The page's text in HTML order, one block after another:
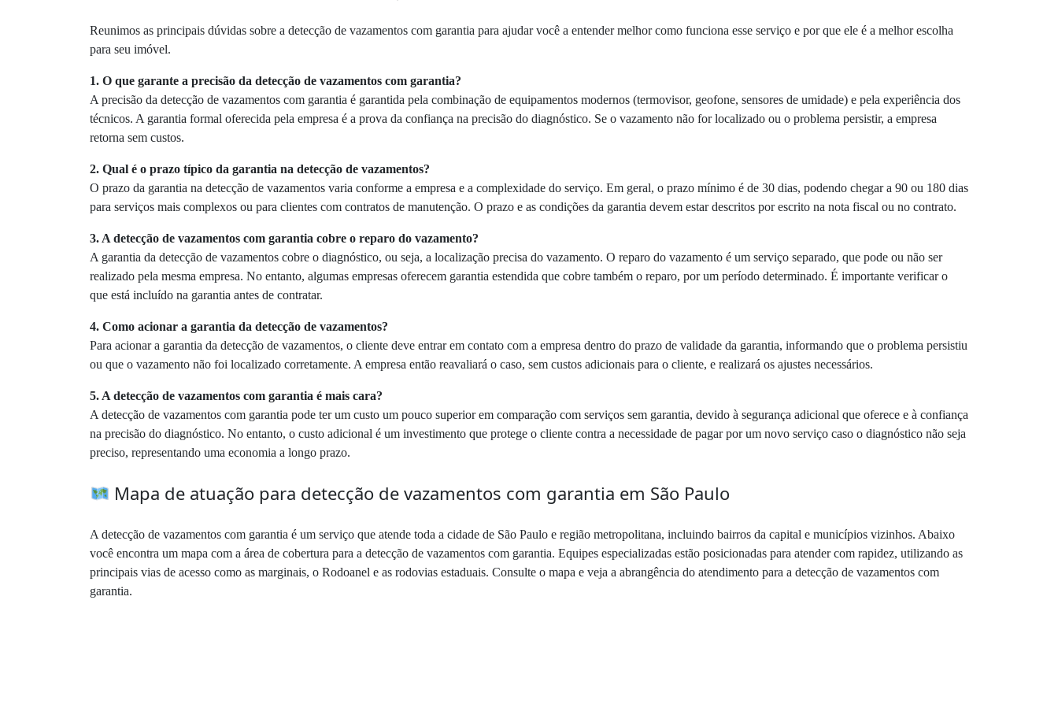
Reunimos as principais dúvidas sobre a detecção de vazamentos com garantia para ajudar você a entender melhor como funciona esse serviço e por que ele é a melhor escolha
para seu imóvel.
1. O que garante a precisão da detecção de vazamentos com garantia?
A precisão da detecção de vazamentos com garantia é garantida pela combinação de equipamentos modernos (termovisor, geofone, sensores de umidade) e pela experiência dos
técnicos. A garantia formal oferecida pela empresa é a prova da confiança na precisão do diagnóstico. Se o vazamento não for localizado ou o problema persistir, a empresa
retorna sem custos.
2. Qual é o prazo típico da garantia na detecção de vazamentos?
O prazo da garantia na detecção de vazamentos varia conforme a empresa e a complexidade do serviço. Em geral, o prazo mínimo é de 30 dias, podendo chegar a 90 ou 180 dias
para serviços mais complexos ou para clientes com contratos de manutenção. O prazo e as condições da garantia devem estar descritos por escrito na nota fiscal ou no contrato.
3. A detecção de vazamentos com garantia cobre o reparo do vazamento?
A garantia da detecção de vazamentos cobre o diagnóstico, ou seja, a localização precisa do vazamento. O reparo do vazamento é um serviço separado, que pode ou não ser
realizado pela mesma empresa. No entanto, algumas empresas oferecem garantia estendida que cobre também o reparo, por um período determinado. É importante verificar o
que está incluído na garantia antes de contratar.
4. Como acionar a garantia da detecção de vazamentos?
Para acionar a garantia da detecção de vazamentos, o cliente deve entrar em contato com a empresa dentro do prazo de validade da garantia, informando que o problema persistiu
ou que o vazamento não foi localizado corretamente. A empresa então reavaliará o caso, sem custos adicionais para o cliente, e realizará os ajustes necessários.
5. A detecção de vazamentos com garantia é mais cara?
A detecção de vazamentos com garantia pode ter um custo um pouco superior em comparação com serviços sem garantia, devido à segurança adicional que oferece e à confiança
na precisão do diagnóstico. No entanto, o custo adicional é um investimento que protege o cliente contra a necessidade de pagar por um novo serviço caso o diagnóstico não seja
preciso, representando uma economia a longo prazo.
Mapa de atuação para detecção de vazamentos com garantia em São Paulo
A detecção de vazamentos com garantia é um serviço que atende toda a cidade de São Paulo e região metropolitana, incluindo bairros da capital e municípios vizinhos. Abaixo
você encontra um mapa com a área de cobertura para a detecção de vazamentos com garantia. Equipes especializadas estão posicionadas para atender com rapidez, utilizando as
principais vias de acesso como as marginais, o Rodoanel e as rodovias estaduais. Consulte o mapa e veja a abrangência do atendimento para a detecção de vazamentos com
garantia.